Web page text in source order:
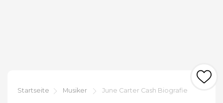
Startseite Musiker June Carter Cash Biografie